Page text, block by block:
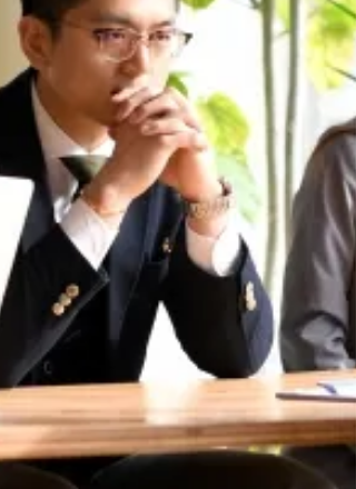
なっています。 今回は、入社前から入社後ま
で、継続的なサポートにより定着と成果創出を実
現する実践的手法をお伝えします。